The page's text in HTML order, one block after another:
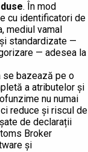
. În mod
cu identificatori de
mediul vamal
standardizate —
— adesea la
se bazează pe o
a atributelor și
nu numai
reduce și riscul de
de declarații
Broker
și